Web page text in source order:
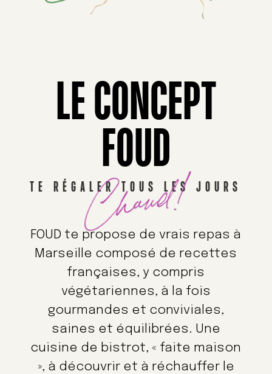
LE CONCEPT
FOUD
TE RÉGALER TOUS LES JOURS
Chaud!
FOUD te propose de vrais repas à
Marseille composé de recettes
françaises, y compris
végétariennes, à la fois
gourmandes et conviviales,
saines et équilibrées. Une
cuisine de bistrot, « faite maison
», à découvrir et à réchauffer le